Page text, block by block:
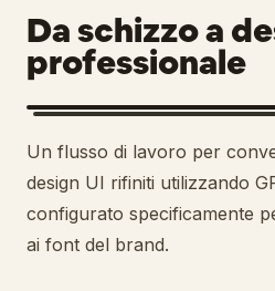
Casi d'uso
Abilità
Prompt
Prezzi
Da schizzo a
professionale
Un flusso di lavoro per
design UI rifiniti utilizzando
configurato specificamente
ai font del brand.